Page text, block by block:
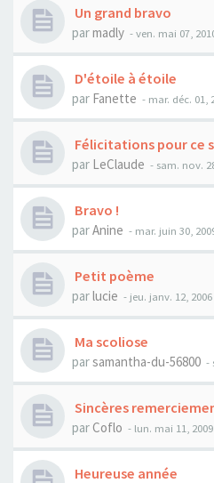
Un grand bravo
parmadly - ven. mai 07,
D'étoile à étoile
par Fanette - mar. déc. 01,
Félicitations pour ce
par LeClaude - sam. nov.
Bravo !
parAnine - mar. juin 30,
Petit poème
parlucie - jeu. janv. 12,
Ma scoliose
parsamantha-du-56800 -
Sincères
par Coflo - lun. mai 11,
Heureuse année